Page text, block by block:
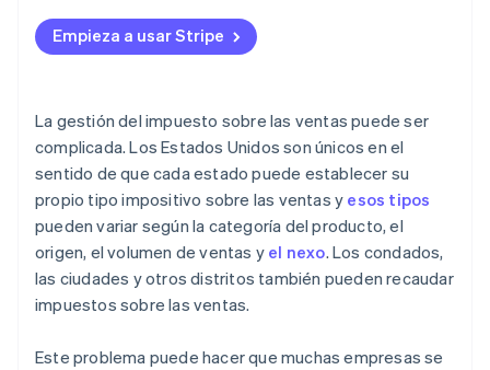
2. Investiga la divulgación voluntaria
3. Regístrate y empieza a cobrar
Empieza a usar Stripe
La gestión del impuesto sobre las ventas puede ser
complicada. Los Estados Unidos son únicos en el
sentido de que cada estado puede establecer su
propio tipo impositivo sobre las ventas y esos tipos
pueden variar según la categoría del producto, el
origen, el volumen de ventas y el nexo. Los condados,
las ciudades y otros distritos también pueden recaudar
impuestos sobre las ventas.
Este problema puede hacer que muchas empresas se